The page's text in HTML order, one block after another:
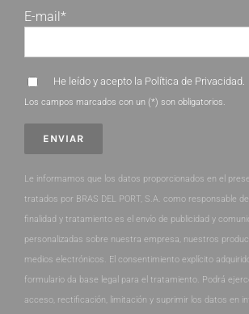
E-mail*
He leído y acepto la Política de Privacidad.
Los campos marcados con un (*) son obligatorios.
Le informamos que los datos proporcionados en el
tratados por BRAS DEL PORT, S.A. como responsable
finalidad y tratamiento es el envío de publicidad y
personalizadas sobre nuestra empresa, nuestros
medios electrónicos. El consentimiento explícito
formulario da base legal para el tratamiento. Podrá
acceso, rectificación, limitación y suprimir los datos en